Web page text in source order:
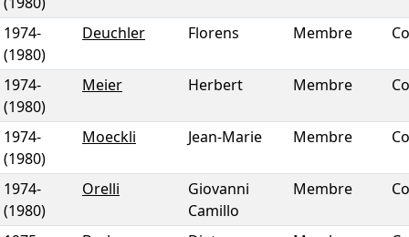
1974-
(1980)
Deuchler Florens Membre
1974-
(1980)
Meier Herbert Membre
1974-
(1980)
Moeckli Jean-Marie Membre
1974-
(1980)
Orelli
Giovanni
Camillo
Membre